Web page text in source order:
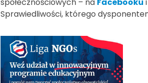
społecznościowych – na Facebooku i
Sprawiedliwości, którego